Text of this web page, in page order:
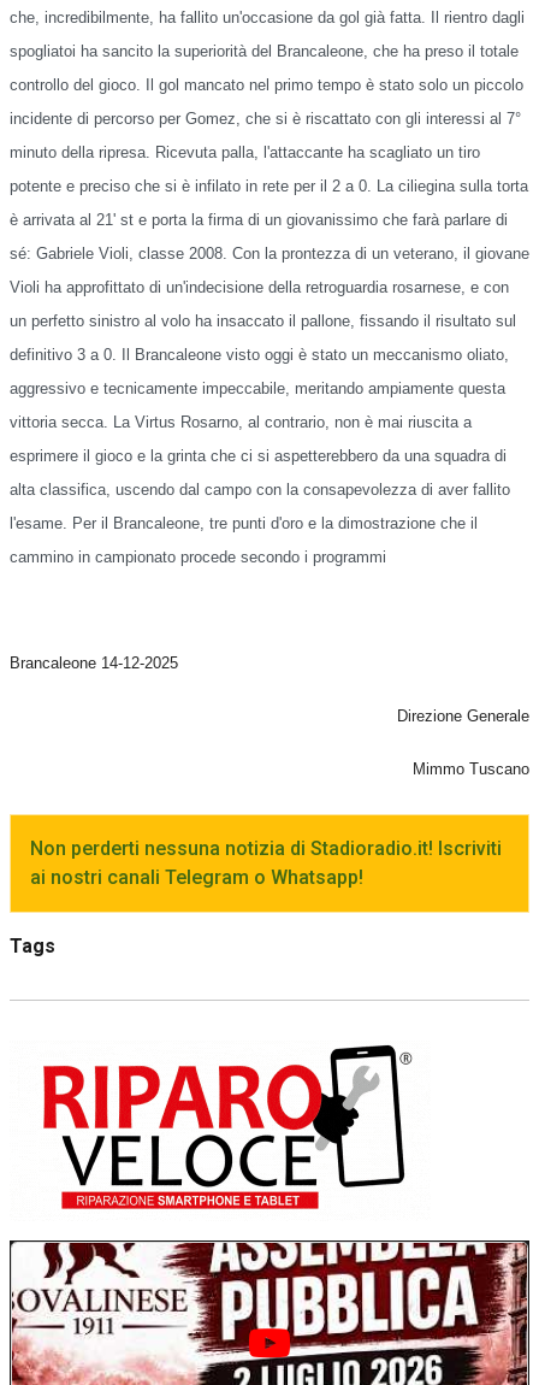
che, incredibilmente, ha fallito un'occasione da gol già fatta. Il rientro dagli
spogliatoi ha sancito la superiorità del Brancaleone, che ha preso il totale
controllo del gioco. Il gol mancato nel primo tempo è stato solo un piccolo
incidente di percorso per Gomez, che si è riscattato con gli interessi al 7°
minuto della ripresa. Ricevuta palla, l'attaccante ha scagliato un tiro
potente e preciso che si è infilato in rete per il 2 a 0. La ciliegina sulla torta
è arrivata al 21' st e porta la firma di un giovanissimo che farà parlare di
sé: Gabriele Violi, classe 2008. Con la prontezza di un veterano, il giovane
Violi ha approfittato di un'indecisione della retroguardia rosarnese, e con
un perfetto sinistro al volo ha insaccato il pallone, fissando il risultato sul
definitivo 3 a 0. Il Brancaleone visto oggi è stato un meccanismo oliato,
aggressivo e tecnicamente impeccabile, meritando ampiamente questa
vittoria secca. La Virtus Rosarno, al contrario, non è mai riuscita a
esprimere il gioco e la grinta che ci si aspetterebbero da una squadra di
alta classifica, uscendo dal campo con la consapevolezza di aver fallito
l'esame. Per il Brancaleone, tre punti d'oro e la dimostrazione che il
cammino in campionato procede secondo i programmi
Brancaleone 14-12-2025
Direzione Generale
Mimmo Tuscano
Non perderti nessuna notizia di Stadioradio.it! Iscriviti
ai nostri canali Telegram o Whatsapp!
Tags